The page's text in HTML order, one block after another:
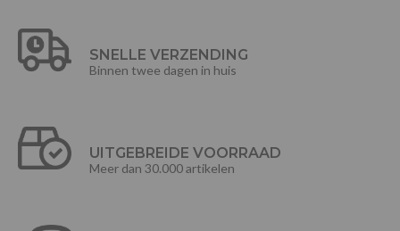
SNELLE VERZENDING
Binnen twee dagen in huis
UITGEBREIDE VOORRAAD
Meer dan 30.000 artikelen